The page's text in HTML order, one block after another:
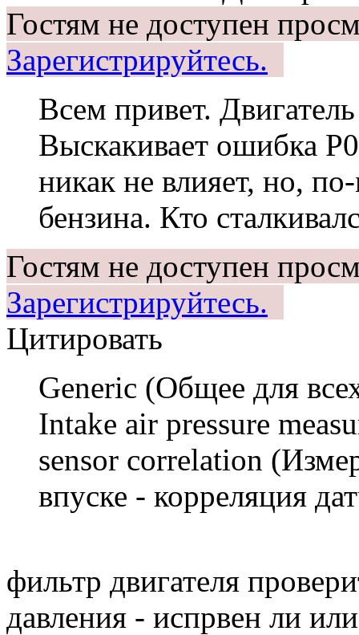
Гостям не доступен
Зарегистрируйтесь.
Всем привет.
Выскакивает ошибка
никак не влияет, но,
бензина. Кто
Гостям не доступен
Зарегистрируйтесь.
Цитировать
Generic (Общее для
Intake air pressure
sensor correlation
впуске - корреляция
фильтр двигателя
давления - испрвен ли